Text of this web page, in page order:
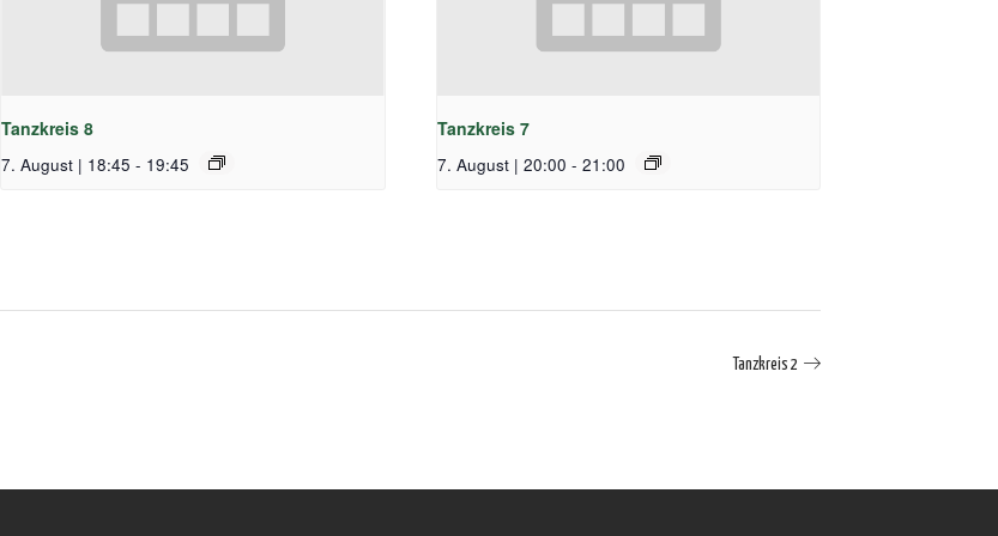
Tanzkreis 8
7. August | 18:45 - 19:45
Tanzkreis 7
7. August | 20:00 - 21:00
Tanzkreis 2